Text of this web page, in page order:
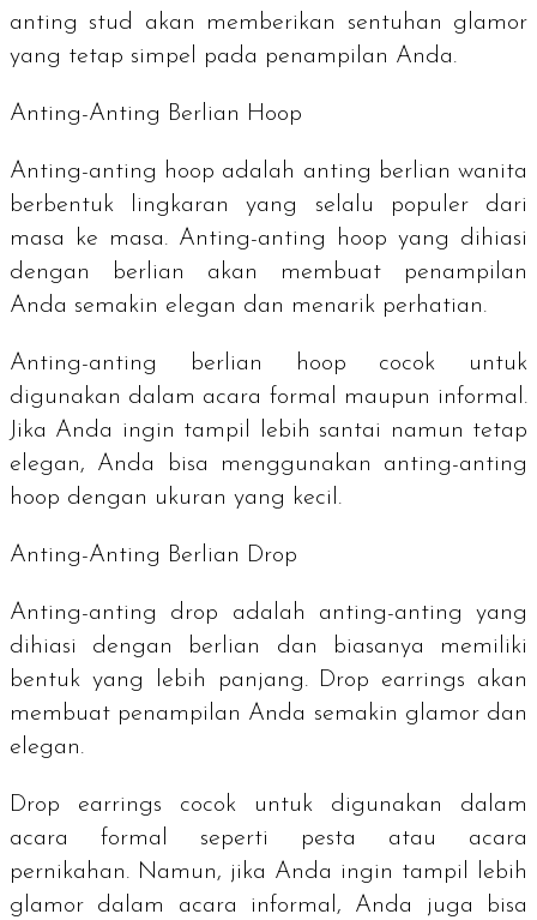
anting stud
akan memberikan sentuhan glamor
yang tetap simpel pada penampilan Anda.
Anting-Anting Berlian Hoop
Anting-anting hoop adalah anting berlian wanita
berbentuk lingkaran yang selalu populer dari
masa ke masa. Anting-anting hoop yang dihiasi
dengan berlian akan membuat penampilan
Anda semakin elegan dan menarik perhatian.
Anting-anting berlian hoop cocok untuk
digunakan dalam acara formal maupun informal.
Jika Anda ingin tampil lebih santai namun tetap
elegan, Anda bisa menggunakan anting-anting
hoop dengan ukuran yang kecil.
Anting-Anting Berlian Drop
Anting-anting drop adalah anting-anting yang
dihiasi dengan berlian dan biasanya memiliki
bentuk yang lebih panjang. Drop earrings akan
membuat penampilan Anda semakin glamor dan
elegan.
Drop earrings cocok untuk digunakan dalam
acara formal seperti pesta atau acara
pernikahan. Namun, jika Anda ingin tampil lebih
glamor dalam acara informal, Anda juga bisa